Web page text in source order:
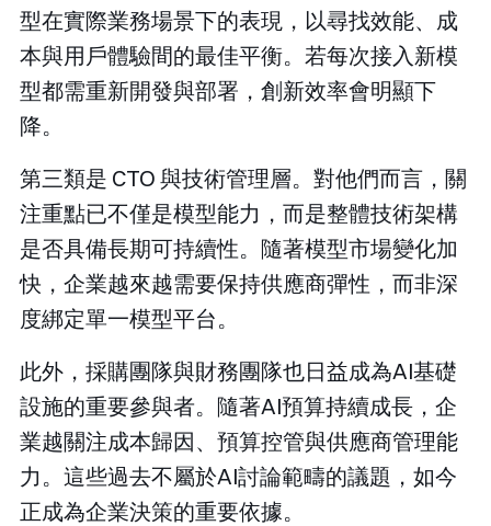
型在實際業務場景下的表現，以尋找效能、成
本與用戶體驗間的最佳平衡。若每次接入新模
型都需重新開發與部署，創新效率會明顯下
降。
第三類是 CTO 與技術管理層。對他們而言，關
注重點已不僅是模型能力，而是整體技術架構
是否具備長期可持續性。隨著模型市場變化加
快，企業越來越需要保持供應商彈性，而非深
度綁定單一模型平台。
此外，採購團隊與財務團隊也日益成為AI基礎
設施的重要參與者。隨著AI預算持續成長，企
業越關注成本歸因、預算控管與供應商管理能
力。這些過去不屬於AI討論範疇的議題，如今
正成為企業決策的重要依據。